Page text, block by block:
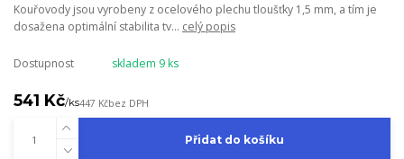
Kouřovody jsou vyrobeny z ocelového plechu tloušťky 1,5 mm, a tím je
dosažena optimální stabilita tv... celý popis
Dostupnost skladem 9 ks
541 Kč/ks447 Kčbez DPH
Přidat do košíku